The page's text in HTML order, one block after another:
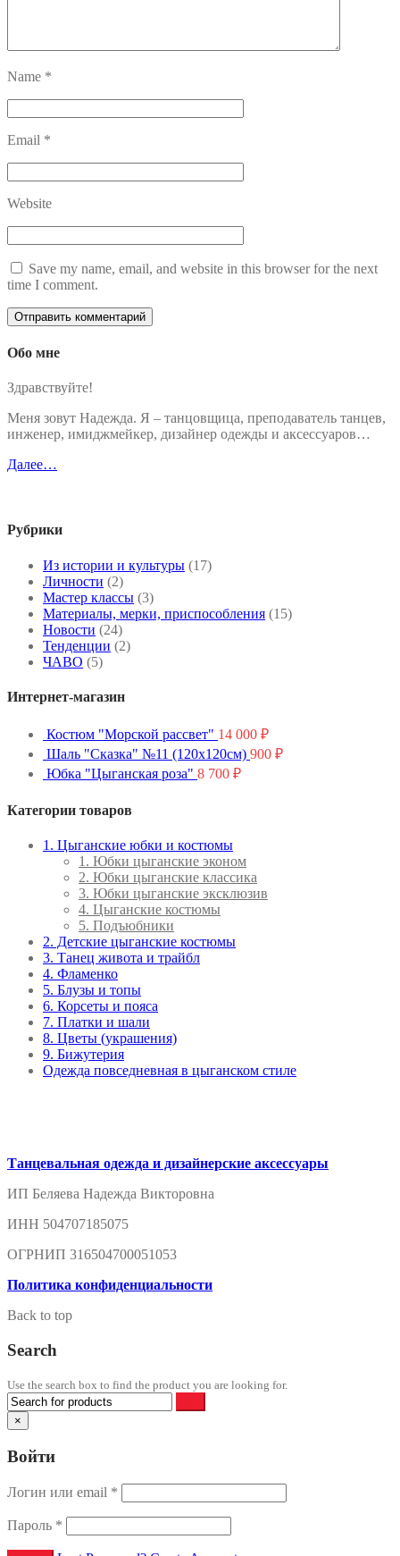
Name *
Email *
Website
Save my name, email, and website in this browser for the next
time I comment.
Обо мне
Здравствуйте!
Меня зовут Надежда. Я – танцовщица, преподаватель танцев,
инженер, имиджмейкер, дизайнер одежды и аксессуаров…
Далее…
Рубрики
Из истории и культуры (17)
Личности (2)
Мастер классы (3)
Материалы, мерки, приспособления (15)
Новости (24)
Тенденции (2)
ЧАВО (5)
Интернет-магазин
Костюм "Морской рассвет" 14 000 ₽
Шаль "Сказка" №11 (120x120см) 900 ₽
Юбка "Цыганская роза" 8 700 ₽
Категории товаров
1. Цыганские юбки и костюмы
1. Юбки цыганские эконом
2. Юбки цыганские классика
3. Юбки цыганские эксклюзив
4. Цыганские костюмы
5. Подъюбники
2. Детские цыганские костюмы
3. Танец живота и трайбл
4. Фламенко
5. Блузы и топы
6. Корсеты и пояса
7. Платки и шали
8. Цветы (украшения)
9. Бижутерия
Одежда повседневная в цыганском стиле
Танцевальная одежда и дизайнерские аксессуары
ИП Беляева Надежда Викторовна
ИНН 504707185075
ОГРНИП 316504700051053
Политика конфиденциальности
Back to top
Search
Use the search box to find the product you are looking for.
×
Войти
Логин или email *
Пароль *